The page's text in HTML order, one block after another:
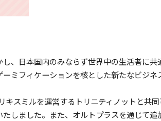
、日本国内のみならず世界中の生活者に共
ミフィケーションを核とした新たなビジネ
スミルを運営するトリニティノットと共
しました。また、オルトプラスを通じて追